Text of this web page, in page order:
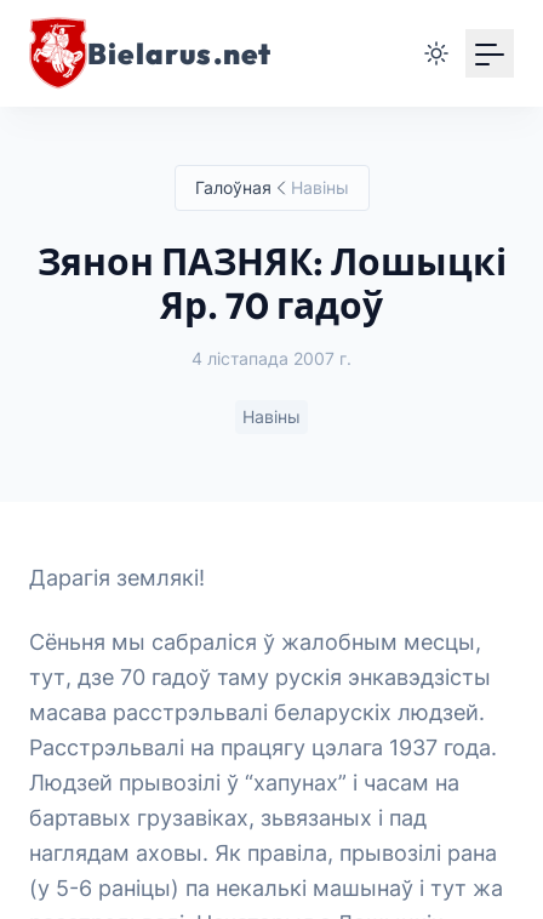
Bielarus.net
Галоўная Навіны
Зянон ПАЗНЯК: Лошыцкі
Яр. 70 гадоў
4 лістапада 2007 г.
Навіны
Дарагія землякі!
Сёньня мы сабраліся ў жалобным меcцы,
тут, дзе 70 гадоў таму рускія энкавэдзісты
масава расстрэльвалі беларускіх людзей.
Расстрэльвалі на працягу цэлага 1937 года.
Людзей прывозілі ў “хапунах” і часам на
бартавых грузавіках, зьвязаных і пад
наглядам аховы. Як правіла, прывозілі рана
(у 5-6 раніцы) па некалькі машынаў і тут жа